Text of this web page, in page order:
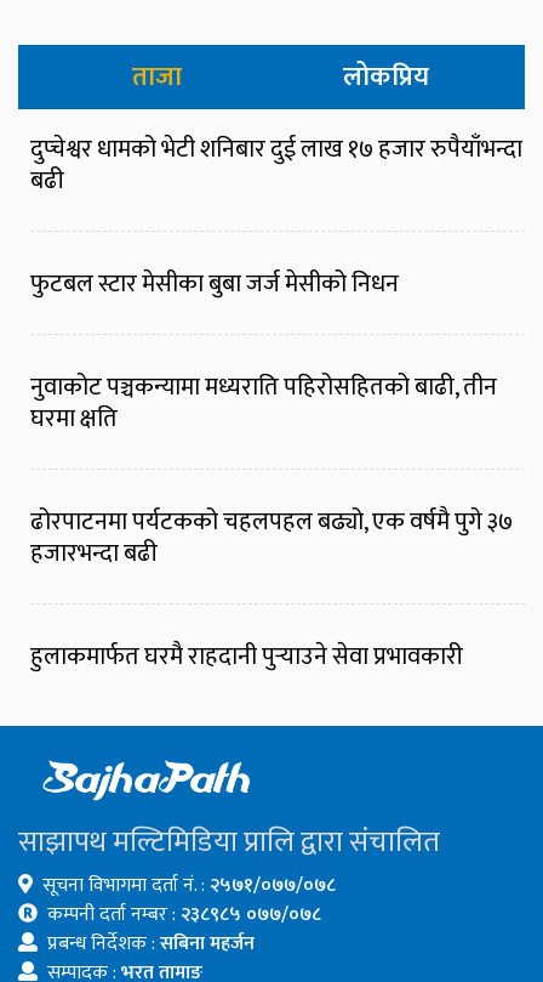
ताजा लोकप्रिय
दुप्चेश्वर धामको भेटी शनिबार दुई लाख १७ हजार रुपैयाँभन्दा
बढी
फुटबल स्टार मेसीका बुबा जर्ज मेसीको निधन
नुवाकोट पञ्चकन्यामा मध्यराति पहिरोसहितको बाढी, तीन
घरमा क्षति
ढोरपाटनमा पर्यटकको चहलपहल बढ्यो, एक वर्षमै पुगे ३७
हजारभन्दा बढी
हुलाकमार्फत घरमै राहदानी पुर्‍याउने सेवा प्रभावकारी
साझापथ मल्टिमिडिया प्रालि द्वारा संचालित
सूचना विभागमा दर्ता नं. : २५७१/०७७/०७८
कम्पनी दर्ता नम्बर : २३८९८५ ०७७/०७८
प्रबन्ध निर्देशक :सबिना महर्जन
सम्पादक :भरत तामाङ